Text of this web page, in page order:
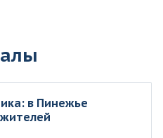
в Пинежье